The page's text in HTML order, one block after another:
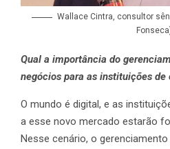
Wallace Cintra, consultor
Qual a importância do
negócios para as instituições de
O mundo é digital, e as
a esse novo mercado estarão
Nesse cenário, o